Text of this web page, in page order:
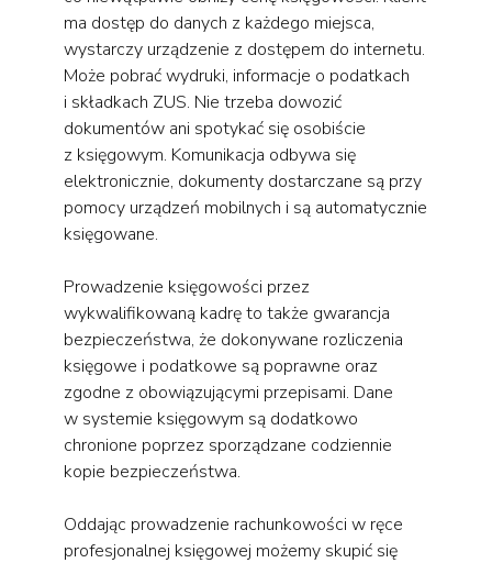
ma dostęp do danych z każdego miejsca,
wystarczy urządzenie z dostępem do internetu.
Może pobrać wydruki, informacje o podatkach
i składkach ZUS. Nie trzeba dowozić
dokumentów ani spotykać się osobiście
z księgowym. Komunikacja odbywa się
elektronicznie, dokumenty dostarczane są przy
pomocy urządzeń mobilnych i są automatycznie
księgowane.
Prowadzenie księgowości przez
wykwalifikowaną kadrę to także gwarancja
bezpieczeństwa, że dokonywane rozliczenia
księgowe i podatkowe są poprawne oraz
zgodne z obowiązującymi przepisami. Dane
w systemie księgowym są dodatkowo
chronione poprzez sporządzane codziennie
kopie bezpieczeństwa.
Oddając prowadzenie rachunkowości w ręce
profesjonalnej księgowej możemy skupić się